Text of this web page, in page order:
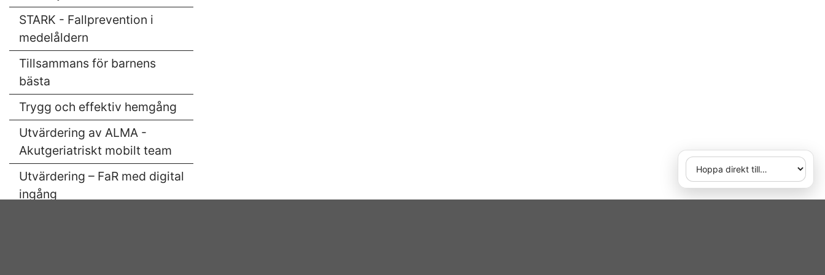
STARK - Fallprevention i
medelåldern
Tillsammans för barnens
bästa
Trygg och effektiv hemgång
Utvärdering av ALMA -
Akutgeriatriskt mobilt team
Utvärdering – FaR med digital
ingång
Hoppa direkt till
När du väljer ett alternativ